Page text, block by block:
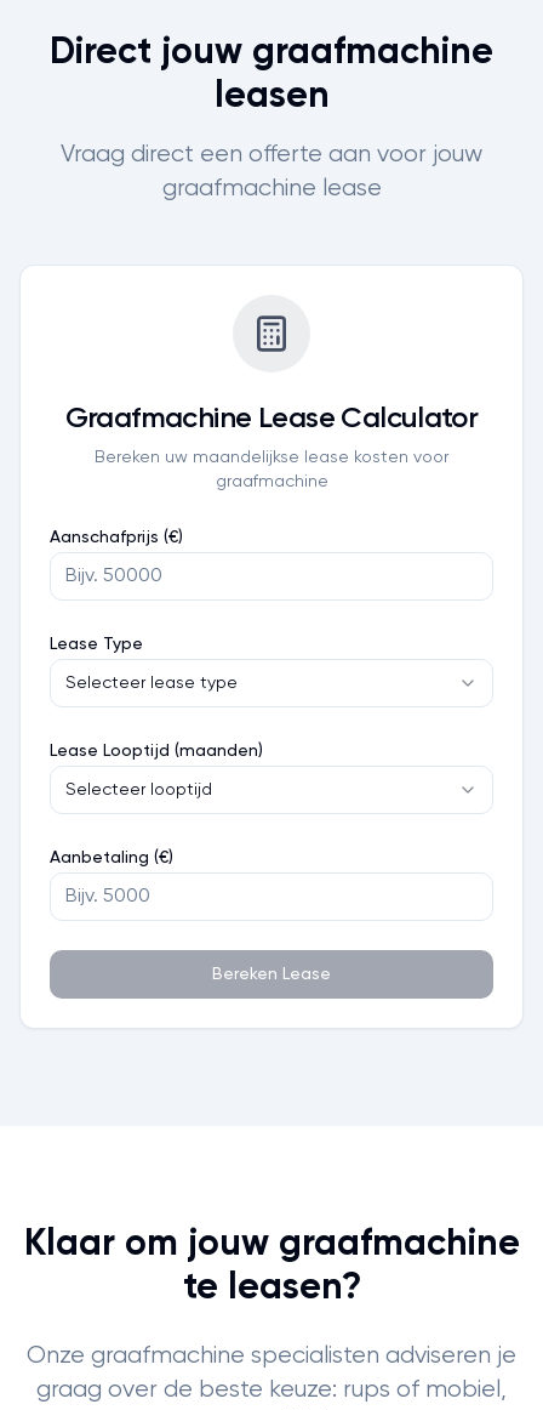
Direct jouw graafmachine
leasen
Vraag direct een offerte aan voor jouw
graafmachine lease
Graafmachine Lease Calculator
Bereken uw maandelijkse lease kosten voor
graafmachine
Aanschafprijs (€)
Lease Type
Selecteer lease type
Lease Looptijd (maanden)
Selecteer looptijd
Aanbetaling (€)
Bereken Lease
Klaar om jouw graafmachine
te leasen?
Onze graafmachine specialisten adviseren je
graag over de beste keuze: rups of mobiel,